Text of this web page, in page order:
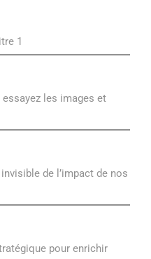
1
les images et
de l’impact de nos
pour enrichir